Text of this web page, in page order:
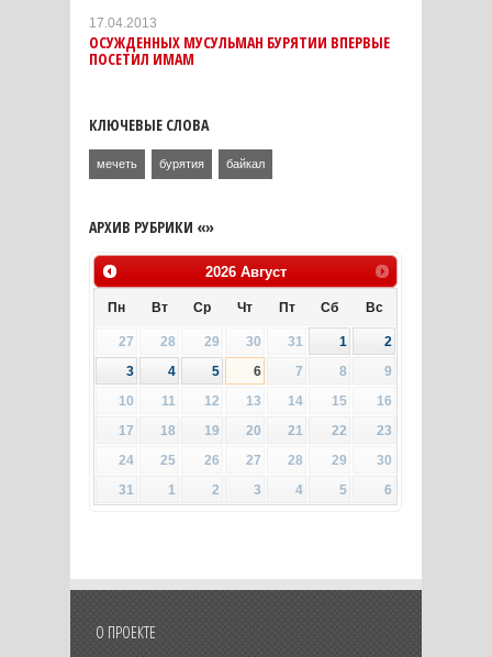
17.04.2013
ОСУЖДЕННЫХ МУСУЛЬМАН БУРЯТИИ ВПЕРВЫЕ
ПОСЕТИЛ ИМАМ
КЛЮЧЕВЫЕ СЛОВА
мечеть бурятия байкал
АРХИВ РУБРИКИ «»
2026 Август
Пн Вт Ср Чт Пт Сб Вс
27 28 29 30 31 1
2
3
4 5 6 7 8
9
10
11 12 13 14 15
16
17
18 19 20 21 22
23
24
25 26 27 28 29
30
31
1 2 3 4 5 6
О ПРОЕКТЕ